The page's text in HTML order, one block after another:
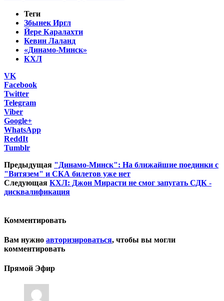
Теги
Збынек Иргл
Йере Каралахти
Кевин Лаланд
«Динамо-Минск»
КХЛ
VK
Facebook
Twitter
Telegram
Viber
Google+
WhatsApp
ReddIt
Tumblr
Предыдущая "Динамо-Минск": На ближайшие поединки с
"Витязем" и СКА билетов уже нет
Следующая КХЛ: Джон Мирасти не смог запугать СДК -
дисквалификация
Комментировать
Вам нужно авторизироваться, чтобы вы могли
комментировать
Прямой Эфир